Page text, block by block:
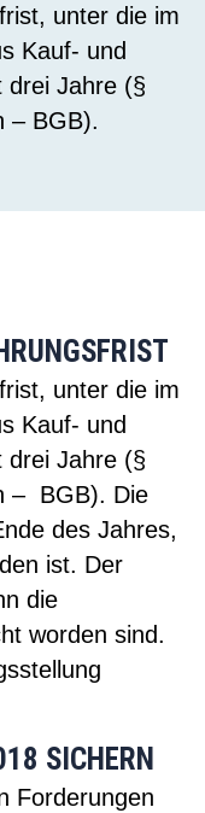
unter die im
Kauf- und
drei Jahre (§
– BGB).
unter die im
Kauf- und
drei Jahre (§
– BGB). Die
des Jahres,
ist. Der
die
worden sind.
SICHERN
Forderungen